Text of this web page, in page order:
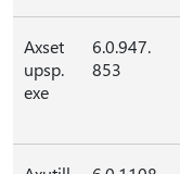
Axset
upsp.
exe
6.0.947.
853